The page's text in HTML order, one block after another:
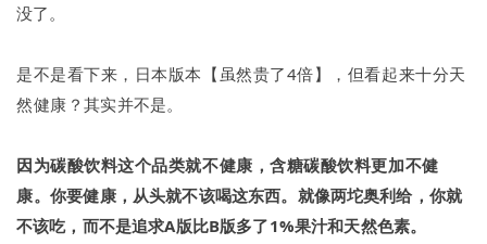
没了。
是不是看下来，日本版本【虽然贵了4倍】，但看起来十分天
然健康？其实并不是。
因为碳酸饮料这个品类就不健康，含糖碳酸饮料更加不健
康。你要健康，从头就不该喝这东西。 就像两坨奥利给，你就
不该吃，而不是追求A版比B版多了1%果汁和天然色素。